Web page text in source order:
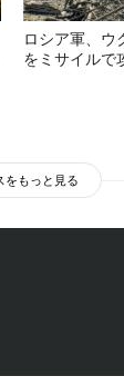
ロシア軍、ウ
をミサイル
をもっと見る